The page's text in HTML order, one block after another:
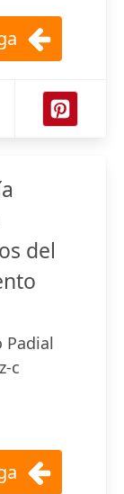
del
Padial
c